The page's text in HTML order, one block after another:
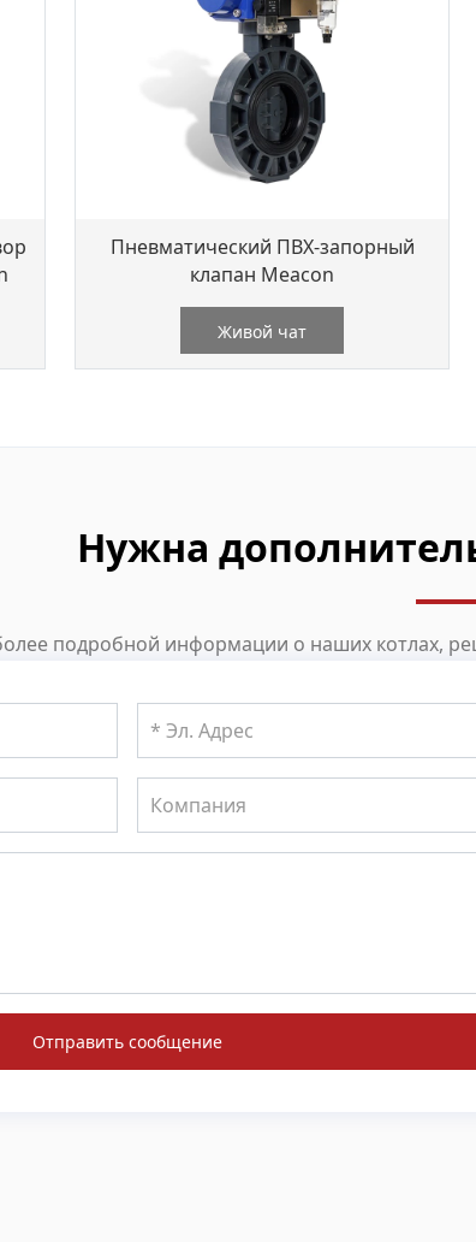
Пневматический ПВХ-запорный
клапан Meacon
Живой чат
Нужна
подробной информации о наших котлах,
Отправить сообщение